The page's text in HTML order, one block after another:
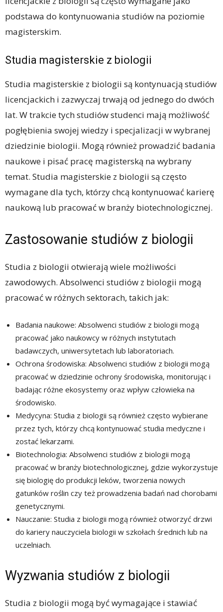
podstawa do kontynuowania studiów na poziomie
magisterskim.
Studia magisterskie z biologii
Studia magisterskie z biologii są kontynuacją studiów
licencjackich i zazwyczaj trwają od jednego do dwóch
lat. W trakcie tych studiów studenci mają możliwość
pogłębienia swojej wiedzy i specjalizacji w wybranej
dziedzinie biologii. Mogą również prowadzić badania
naukowe i pisać pracę magisterską na wybrany
temat. Studia magisterskie z biologii są często
wymagane dla tych, którzy chcą kontynuować karierę
naukową lub pracować w branży biotechnologicznej.
Zastosowanie studiów z biologii
Studia z biologii otwierają wiele możliwości
zawodowych. Absolwenci studiów z biologii mogą
pracować w różnych sektorach, takich jak:
Badania naukowe: Absolwenci studiów z biologii mogą
pracować jako naukowcy w różnych instytutach
badawczych, uniwersytetach lub laboratoriach.
Ochrona środowiska: Absolwenci studiów z biologii mogą
pracować w dziedzinie ochrony środowiska, monitorując i
badając różne ekosystemy oraz wpływ człowieka na
środowisko.
Medycyna: Studia z biologii są również często wybierane
przez tych, którzy chcą kontynuować studia medyczne i
zostać lekarzami.
Biotechnologia: Absolwenci studiów z biologii mogą
pracować w branży biotechnologicznej, gdzie wykorzystuje
się biologię do produkcji leków, tworzenia nowych
gatunków roślin czy też prowadzenia badań nad chorobami
genetycznymi.
Nauczanie: Studia z biologii mogą również otworzyć drzwi
do kariery nauczyciela biologii w szkołach średnich lub na
uczelniach.
Wyzwania studiów z biologii
Studia z biologii mogą być wymagające i stawiać